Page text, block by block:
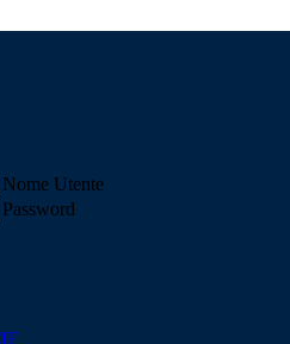
Nome Utente
Password